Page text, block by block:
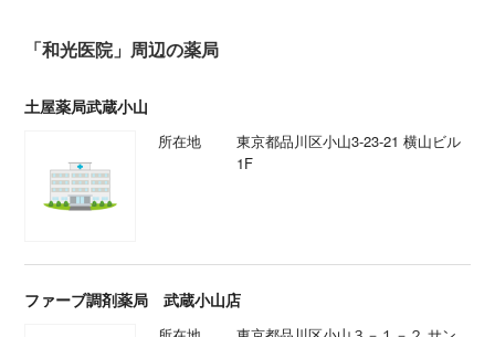
「和光医院」周辺の薬局
土屋薬局武蔵小山
所在地
東京都品川区小山3-23-21 横山ビル
1F
ファーブ調剤薬局 武蔵小山店